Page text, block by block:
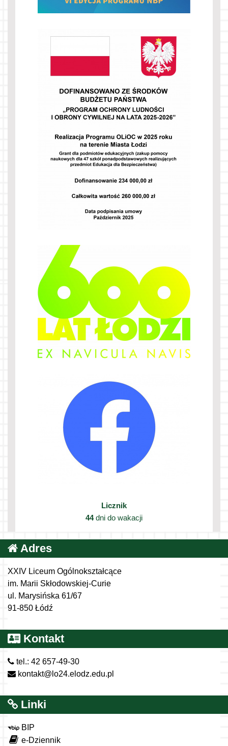
Licznik
44dni do wakacji
Adres
XXIV Liceum Ogólnokształcące
im. Marii Skłodowskiej-Curie
ul. Marysińska 61/67
91-850 Łódź
Kontakt
tel.: 42 657-49-30
kontakt@lo24.elodz.edu.pl
Linki
BIP
e-Dziennik